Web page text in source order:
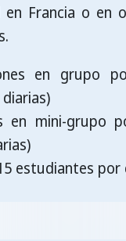
en Francia o en
en grupo
en mini-grupo
estudiantes por